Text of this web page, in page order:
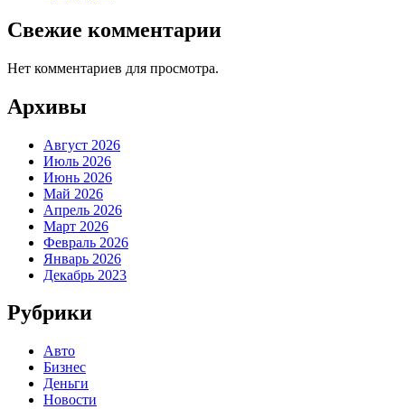
Свежие комментарии
Нет комментариев для просмотра.
Архивы
Август 2026
Июль 2026
Июнь 2026
Май 2026
Апрель 2026
Март 2026
Февраль 2026
Январь 2026
Декабрь 2023
Рубрики
Авто
Бизнес
Деньги
Новости